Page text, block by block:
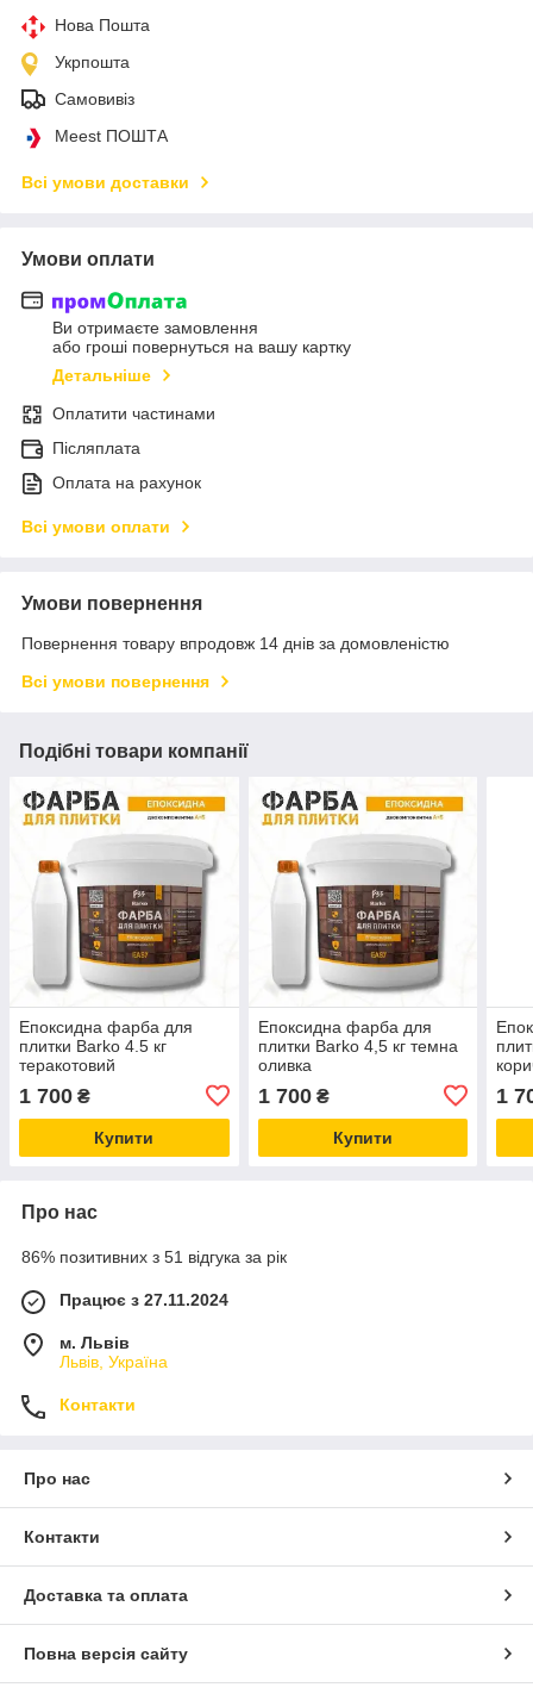
Нова Пошта
Укрпошта
Самовивіз
Meest ПОШТА
Всі умови доставки
Умови оплати
Ви отримаєте замовлення
або гроші повернуться на вашу картку
Детальніше
Оплатити частинами
Післяплата
Оплата на рахунок
Всі умови оплати
Умови повернення
Повернення товару впродовж 14 днів за домовленістю
Всі умови повернення
Подібні товари компанії
Епоксидна фарба для
плитки Barko 4.5 кг
теракотовий
1 700 ₴
Купити
Епоксидна фарба для
плитки Barko 4,5 кг темна
оливка
1 700₴
Купити
1
Про нас
86% позитивних з 51 відгука за рік
Працює з 27.11.2024
м. Львів
Львів, Україна
Контакти
Про нас
Контакти
Доставка та оплата
Повна версія сайту